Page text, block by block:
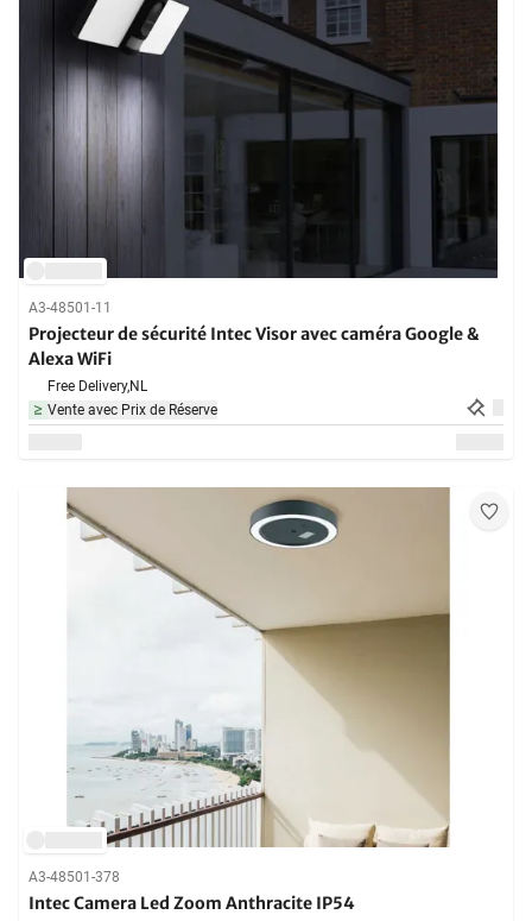
A3-48501-11
Projecteur de sécurité Intec Visor avec caméra Google &
Alexa WiFi
Free Delivery,NL
Vente avec Prix de Réserve
A3-48501-378
Intec Camera Led Zoom Anthracite IP54